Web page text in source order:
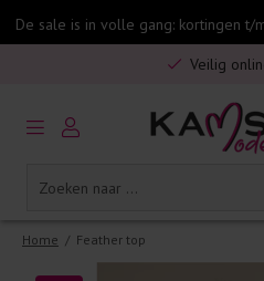
De sale is in volle gang: kortingen t/
Gratis verzending in
Veilig
5% spaarbonus
Gratis verzending in
Home / Feather top